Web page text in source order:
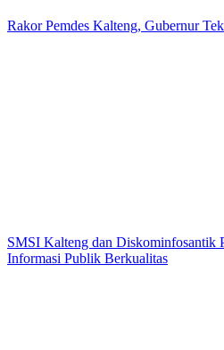
Rakor Pemdes Kalteng, Gubernur
SMSI Kalteng dan Diskominfosantik
Informasi Publik Berkualitas